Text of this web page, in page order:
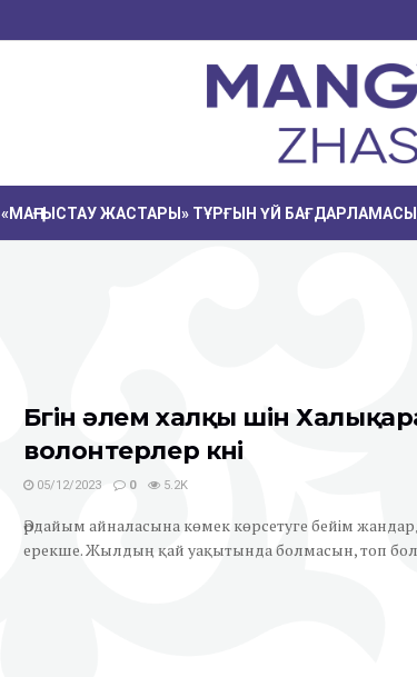
«МАҢҒЫСТАУ ЖАСТАРЫ» ТҰРҒЫН ҮЙ БАҒДАРЛАМАСЫ
Бүгін әлем халқы үшін
волонтерлер күні
05/12/2023 0 5.2K
Әрдайым айналасына көмек көрсетуге бейім
ерекше. Жылдың қай уақытында болмасын, топ